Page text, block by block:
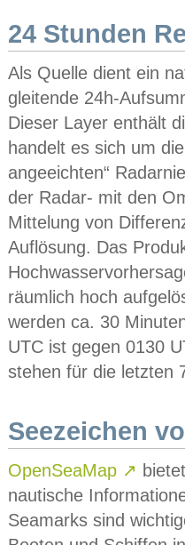
24 Stunden
Als Quelle dient ein
gleitende 24h-
Dieser Layer enthält
handelt es sich um
angeeichten“
der Radar- mit den
Mittelung von
Auflösung. Das
räumlich hoch
werden ca. 30
UTC ist gegen 0130
stehen für die letzten
Seezeichen
OpenSeaMap ↗
nautische
Seamarks sind